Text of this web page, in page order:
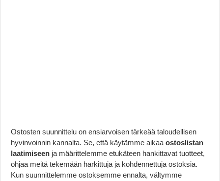
Ostosten suunnittelu on ensiarvoisen tärkeää taloudellisen
hyvinvoinnin kannalta. Se, että käytämme aikaaostoslistan
laatimiseen ja määrittelemme etukäteen hankittavat tuotteet,
ohjaa meitä tekemään harkittuja ja kohdennettuja ostoksia.
Kun suunnittelemme ostoksemme ennalta, vältymme